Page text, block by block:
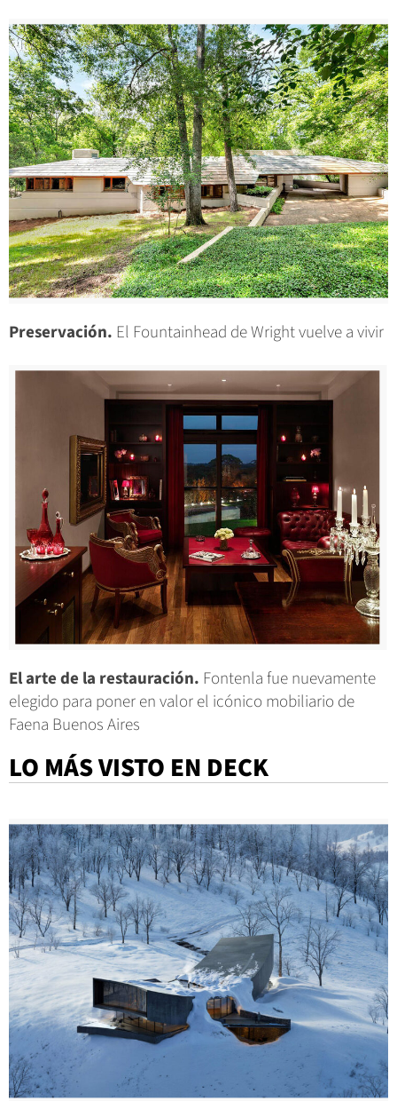
Preservación. El Fountainhead de Wright vuelve a vivir
El arte de la restauración. Fontenla fue nuevamente
elegido para poner en valor el icónico mobiliario de
Faena Buenos Aires
LO MÁS VISTO EN DECK